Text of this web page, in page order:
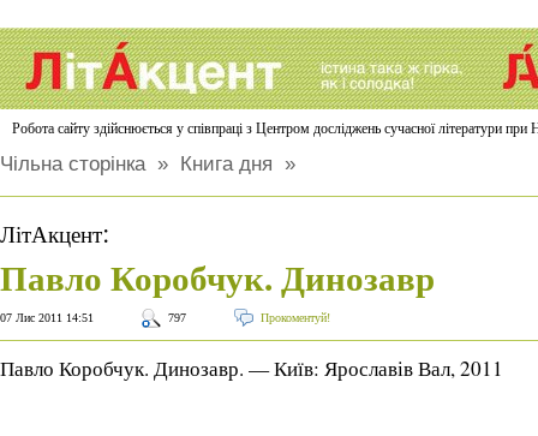
Робота сайту здійснюється у співпраці з Центром досліджень сучасної літератури
Чільна сторінка» Книга дня »
ЛітАкцент:
Павло Коробчук. Динозавр
07 Лис 2011 14:51 797 Прокоментуй!
Павло Коробчук. Динозавр. — Київ: Ярославів Вал, 2011